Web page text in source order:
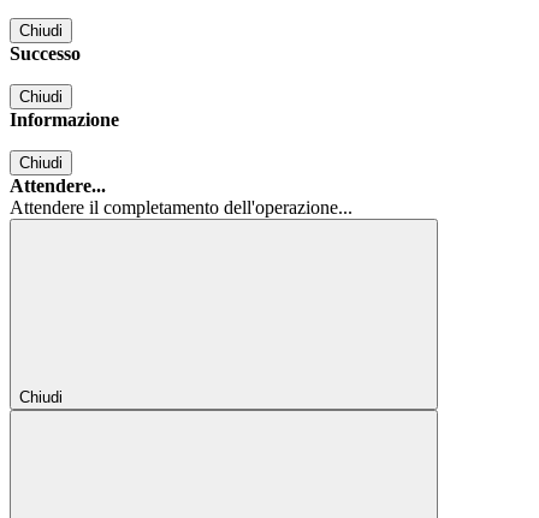
Chiudi
Successo
Chiudi
Informazione
Chiudi
Attendere...
Attendere il completamento dell'operazione...
Chiudi